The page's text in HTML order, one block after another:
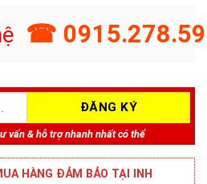
☎
vấn & hỗ trợ nhanh nhất có thể
HÀNG ĐẢM BẢO TẠI INH